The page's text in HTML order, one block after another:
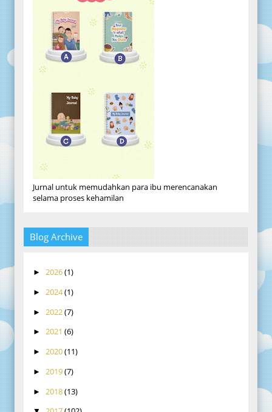
Jurnal untuk memudahkan para ibu merencanakan
selama proses kehamilan
Blog Archive
► 2026(1)
► 2024(1)
► 2022(7)
► 2021 (6)
► 2020(11)
► 2019(7)
► 2018(13)